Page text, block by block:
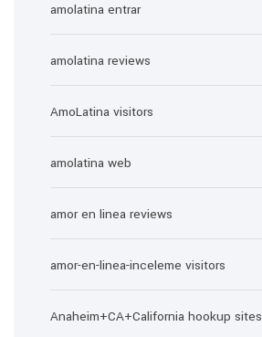
amolatina entrar
amolatina reviews
AmoLatina visitors
amolatina web
amor en linea reviews
amor-en-linea-inceleme visitors
Anaheim+CA+California hookup sites